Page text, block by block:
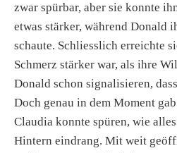
zwar spürbar, aber sie konnte
etwas stärker, während Donald
schaute. Schliesslich erreichte
Schmerz stärker war, als ihre
Donald schon signalisieren,
Doch genau in dem Moment
Claudia konnte spüren, wie
Hintern eindrang. Mit weit